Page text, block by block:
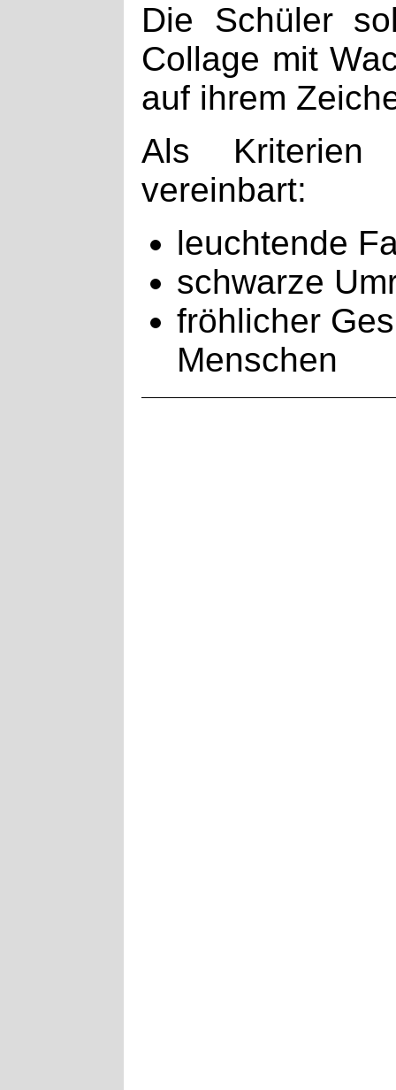
Die Schüler
Collage mit
auf ihrem
Als
vereinbart:
leuchtende
schwarze
fröhlicher
Menschen